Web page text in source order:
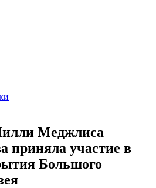
Меджлиса
приняла участие в
Большого